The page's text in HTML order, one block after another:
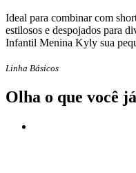
Ideal para combinar com
estilosos e despojados para
Infantil Menina Kyly sua
Linha Básicos
Olha o que você